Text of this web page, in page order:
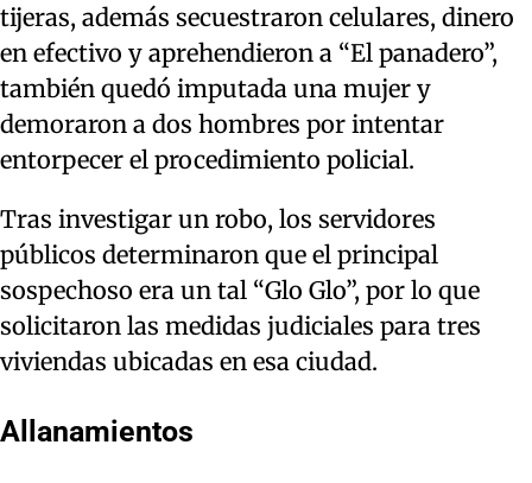
tijeras, además secuestraron celulares, dinero
en efectivo y aprehendieron a “El panadero”,
también quedó imputada una mujer y
demoraron a dos hombres por intentar
entorpecer el procedimiento policial.
Tras investigar un robo, los servidores
públicos determinaron que el principal
sospechoso era un tal “Glo Glo”, por lo que
solicitaron las medidas judiciales para tres
viviendas ubicadas en esa ciudad.
Allanamientos